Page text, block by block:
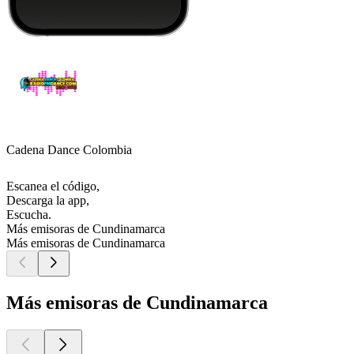
Cadena Dance Colombia
Escanea el código,
Descarga la app,
Escucha.
Más emisoras de Cundinamarca
Más emisoras de Cundinamarca
Más emisoras de Cundinamarca